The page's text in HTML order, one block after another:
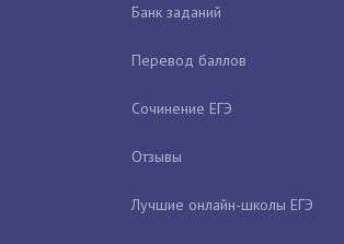
Банк заданий
Перевод баллов
Сочинение ЕГЭ
Отзывы
Лучшие онлайн-школы ЕГЭ